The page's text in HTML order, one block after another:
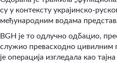
су у контексту украјинско-
међународним водама
BGH је то одлучно одбацио,
служио превасходно цивилним
је операција изгледала као